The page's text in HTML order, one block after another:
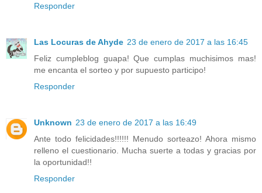
Responder
Las Locuras de Ahyde 23 de enero de 2017 a las 16:45
Feliz cumpleblog guapa! Que cumplas muchisimos mas!
me encanta el sorteo y por supuesto participo!
Responder
Unknown 23 de enero de 2017 a las 16:49
Ante todo felicidades!!!!!! Menudo sorteazo! Ahora mismo
relleno el cuestionario. Mucha suerte a todas y gracias por
la oportunidad!!
Responder